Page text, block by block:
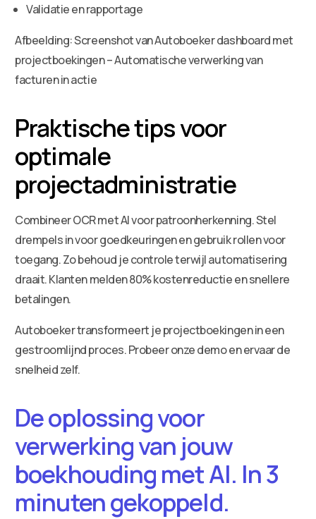
Validatie en rapportage
Afbeelding: Screenshot van Autoboeker dashboard met
projectboekingen – Automatische verwerking van
facturen in actie
Praktische tips voor
optimale
projectadministratie
Combineer OCR met AI voor patroonherkenning. Stel
drempels in voor goedkeuringen en gebruik rollen voor
toegang. Zo behoud je controle terwijl automatisering
draait. Klanten melden 80% kostenreductie en snellere
betalingen.
Autoboeker transformeert je projectboekingen in een
gestroomlijnd proces. Probeer onze demo en ervaar de
snelheid zelf.
De oplossing voor
verwerking van jouw
boekhouding met AI. In 3
minuten gekoppeld.